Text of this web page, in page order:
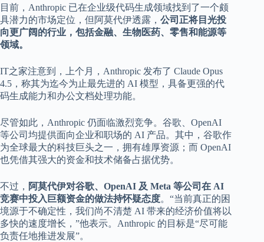
目前，Anthropic 已在企业级代码生成领域找到了一个颇
具潜力的市场定位，但阿莫代伊透露， 公司正将目光投
向更广阔的行业，包括金融、生物医药、零售和能源等
领域。
IT之家注意到，上个月，Anthropic 发布了 Claude Opus
4.5，称其为迄今为止最先进的 AI 模型，具备更强的代
码生成能力和办公文档处理功能。
尽管如此，Anthropic 仍面临激烈竞争。谷歌、OpenAI
等公司均提供面向企业和职场的 AI 产品。其中，谷歌作
为全球最大的科技巨头之一，拥有雄厚资源；而 OpenAI
也凭借其强大的资金和技术储备占据优势。
不过， 阿莫代伊对谷歌、OpenAI 及 Meta 等公司在 AI
竞赛中投入巨额资金的做法持怀疑态度。“当前真正的困
境源于不确定性，我们尚不清楚 AI 带来的经济价值将以
多快的速度增长，”他表示。Anthropic 的目标是“尽可能
负责任地推进发展”。